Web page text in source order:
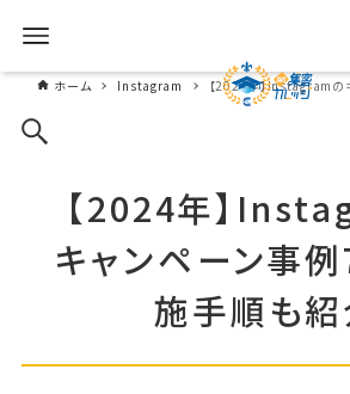
ホーム Instagram 【2024年】Instagramの
【2024年】
キャンペーン事
施手順も紹